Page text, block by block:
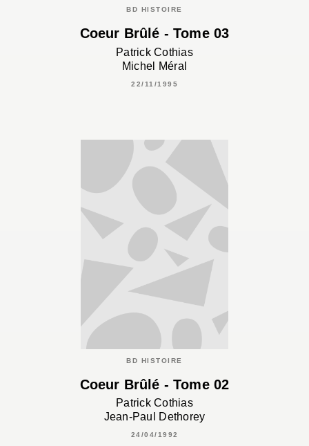
BD HISTOIRE
Coeur Brûlé - Tome 03
Patrick Cothias
Michel Méral
22/11/1995
BD HISTOIRE
Coeur Brûlé - Tome 02
Patrick Cothias
Jean-Paul Dethorey
24/04/1992